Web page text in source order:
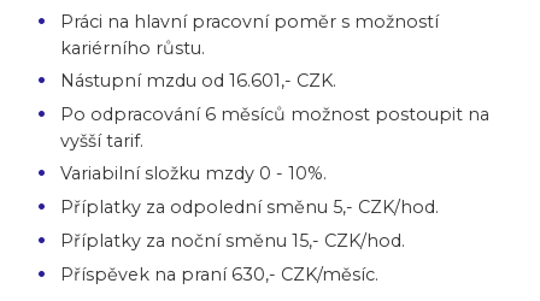
Práci na hlavní pracovní poměr s možností
kariérního růstu.
Nástupní mzdu od 16.601,- CZK.
Po odpracování 6 měsíců možnost postoupit na
vyšší tarif.
Variabilní složku mzdy 0 - 10%.
Příplatky za odpolední směnu 5,- CZK/hod.
Příplatky za noční směnu 15,- CZK/hod.
Příspěvek na praní 630,- CZK/měsíc.